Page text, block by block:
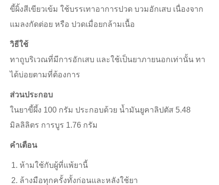
ขี้ผิ้งสีเขียวเข้ม ใช้บรรเทาอาการปวด บวมอักเสบ เนื่องจาก
แมลงกัดต่อย หรือ ปวดเมื่อยกล้ามเนื้อ
วิธีใช้
ทาถูบริเวณที่มีการอักเสบ และใช้เป็นยาภายนอกเท่านั้น ทา
ได้บ่อยตามที่ต้องการ
ส่วนประกอบ
ในยาขี้ผึ้ง 100 กรัม ประกอบด้วย น้ำมันยูคาลิปตัส 5.48
มิลลิลิตร การบูร 1.76 กรัม
คำเตือน
ห้ามใช้กับผู้ที่แพ้ยานี้
ล้างมือทุกครั้งทั้งก่อนและหลังใช้ยา